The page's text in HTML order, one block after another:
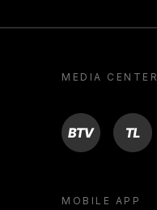
MEDIA CENTER
BTV TL
MOBILE APP